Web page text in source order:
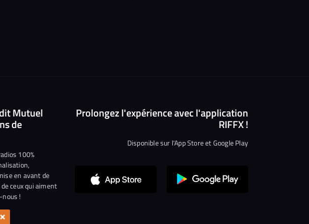
Mutuel
de
100%
en avant de
ceux qui aiment
nous !
Prolongez l'expérience avec l'application
RIFFX !
Disponible sur l'App Store et Google Play
×